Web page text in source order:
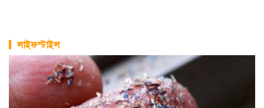
লাইফস্টাইল